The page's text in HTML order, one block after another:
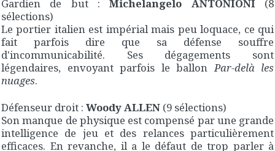
Gardien de but :Michelangelo ANTONIONI(8
sélections)
Le portier italien est impérial mais peu loquace, ce qui
fait parfois dire que sa défense souffre
d'incommunicabilité. Ses dégagements sont
légendaires, envoyant parfois le ballonPar-delà les
nuages.
Défenseur droit : Woody ALLEN (9 sélections)
Son manque de physique est compensé par une grande
intelligence de jeu et des relances particulièrement
efficaces. En revanche, il a le défaut de trop parler à